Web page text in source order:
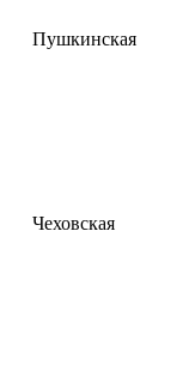
Пушкинская
Чеховская